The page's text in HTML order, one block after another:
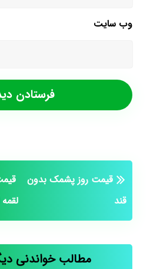
وب‌ سایت
قیمت روز پشمک بدون
قند
مطالب خواندنی